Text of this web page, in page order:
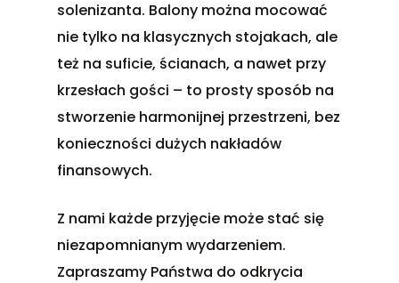
solenizanta. Balony można mocować
nie tylko na klasycznych stojakach, ale
też na suficie, ścianach, a nawet przy
krzesłach gości – to prosty sposób na
stworzenie harmonijnej przestrzeni, bez
konieczności dużych nakładów
finansowych.
Z nami każde przyjęcie może stać się
niezapomnianym wydarzeniem.
Zapraszamy Państwa do odkrycia